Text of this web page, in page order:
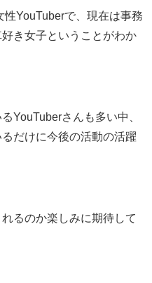
YouTuberで、現在は事務
き女子ということがわか
YouTuberさんも多い中、
だけに今後の活動の活躍
るのか楽しみに期待して